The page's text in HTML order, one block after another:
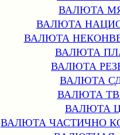
ВАЛЮТА
ВАЛЮТА
ВАЛЮТА
ВАЛЮТА
ВАЛЮТА
ВАЛЮТА
ВАЛЮТА
ВАЛЮТА
ВАЛЮТА ЧАСТИЧНО